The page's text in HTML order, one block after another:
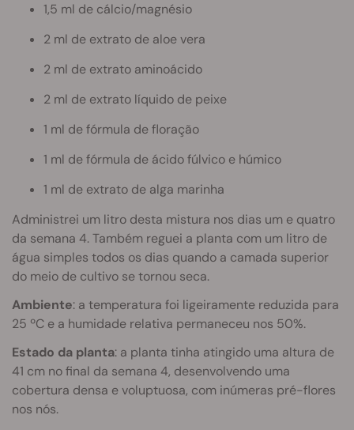
1,5 ml de cálcio/magnésio
2 ml de extrato de aloe vera
2 ml de extrato aminoácido
2 ml de extrato líquido de peixe
1 ml de fórmula de floração
1 ml de fórmula de ácido fúlvico e húmico
1 ml de extrato de alga marinha
Administrei um litro desta mistura nos dias um e quatro
da semana 4. Também reguei a planta com um litro de
água simples todos os dias quando a camada superior
do meio de cultivo se tornou seca.
Ambiente: a temperatura foi ligeiramente reduzida para
25 ºC e a humidade relativa permaneceu nos 50%.
Estado da planta: a planta tinha atingido uma altura de
41 cm no final da semana 4, desenvolvendo uma
cobertura densa e voluptuosa, com inúmeras pré-flores
nos nós.